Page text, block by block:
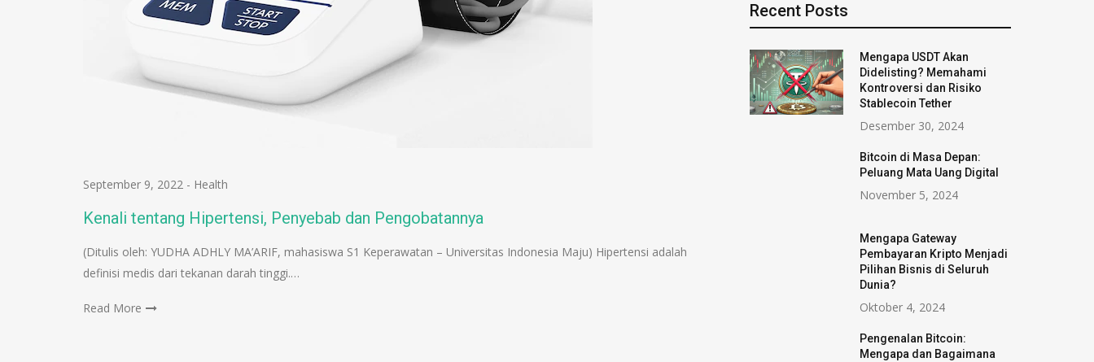
September 9, 2022 - Health
Kenali tentang Hipertensi, Penyebab dan Pengobatannya
(Ditulis oleh: YUDHA ADHLY MA’ARIF, mahasiswa S1 Keperawatan – Universitas Indonesia Maju) Hipertensi adalah
definisi medis dari tekanan darah tinggi.…
Read More
Recent Posts
Mengapa USDT Akan
Didelisting? Memahami
Kontroversi dan Risiko
Stablecoin Tether
Desember 30, 2024
Bitcoin di Masa Depan:
Peluang Mata Uang Digital
November 5, 2024
Mengapa Gateway
Pembayaran Kripto Menjadi
Pilihan Bisnis di Seluruh
Dunia?
Oktober 4, 2024
Pengenalan Bitcoin:
Mengapa dan Bagaimana